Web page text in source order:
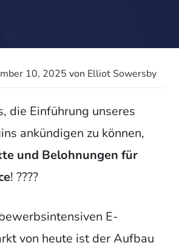
10, 2025 von Elliot Sowersby
die Einführung unseres
ankündigen zu können,
und Belohnungen für
! ????
E-
von heute ist der Aufbau